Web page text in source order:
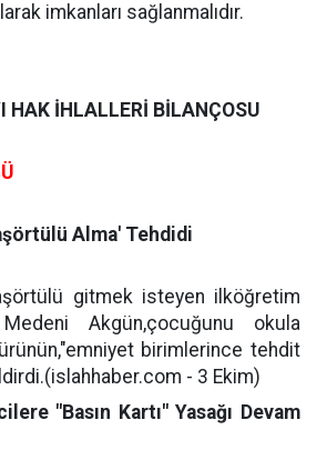
imkanları sağlanmalıdır.
HAK İHLALLERİ BİLANÇOSU
Alma' Tehdidi
gitmek isteyen ilköğretim
Akgün,çocuğunu okula
birimlerince tehdit
- 3 Ekim)
"Basın Kartı" Yasağı Devam